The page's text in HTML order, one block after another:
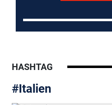
HASHTAG
#Italien